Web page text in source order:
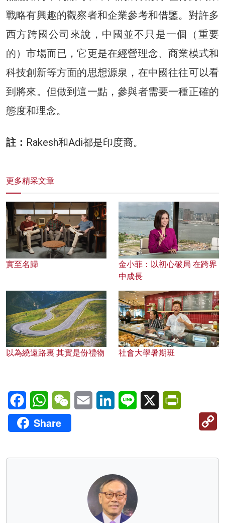
戰略有興趣的觀察者和企業參考和借鑒。對許多
西方跨國公司來說，中國並不只是一個（重要
的）市場而已，它更是在經營理念、商業模式和
科技創新等方面的思想源泉，在中國往往可以看
到將來。但做到這一點，參與者需要一種正確的
態度和理念。
註： Rakesh和Adi都是印度裔。
更多精采文章
實至名歸
金小菲：以初心破局 在跨界
中成長
以為繞遠路裏 其實是份禮物 社會大學暑期班
FacebookWhatsAppWeChatEmail LinkedInLine X
Share